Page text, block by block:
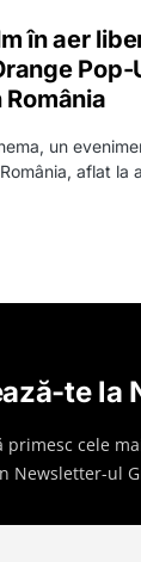
în aer
un
aflat la
te la
primesc cele
Newsletter-ul